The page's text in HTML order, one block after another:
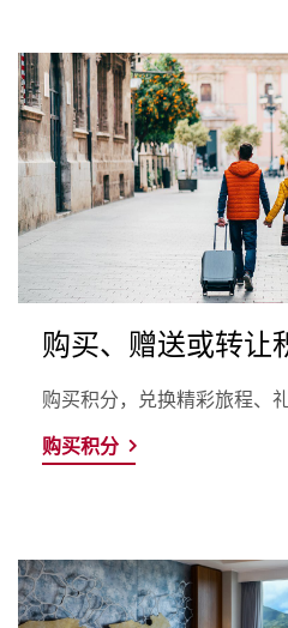
购买、赠送或转让
购买积分，兑换精彩旅程、
购买积分